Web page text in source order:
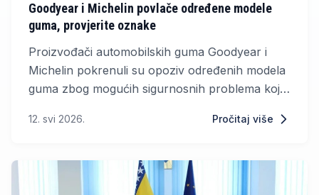
Goodyear i Michelin povlače određene modele
guma, provjerite oznake
Proizvođači automobilskih guma Goodyear i
Michelin pokrenuli su opoziv određenih modela
guma zbog mogućih sigurnosnih problema koji
kontrole nad vozilom.
12. svi 2026. Pročitaj više